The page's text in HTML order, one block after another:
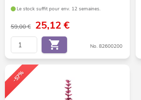
Le stock suffit pour env. 12 semaines.
59,00 € 25,12 €
No. 82600200
-57%